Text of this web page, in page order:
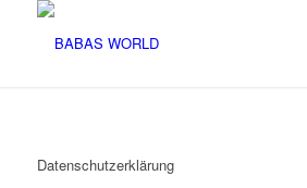
Datenschutzerklärung